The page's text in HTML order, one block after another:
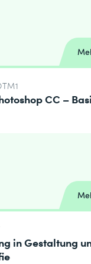
CC –
in Gestaltung